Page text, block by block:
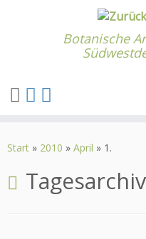
Inhalt
Botanische
Start » 2010 » April » 1.